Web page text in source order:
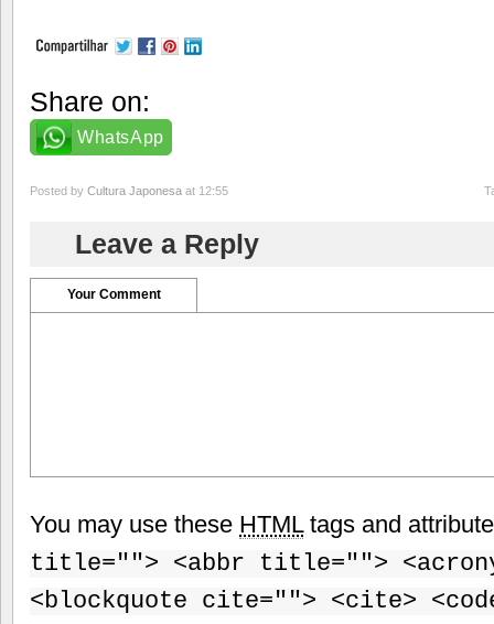
Share on:
WhatsApp
Posted by Cultura Japonesa at 12:55
Leave a Reply
Your Comment
You may use these HTMLtags and
title=""> <abbr title="">
<blockquote cite=""> <cite>